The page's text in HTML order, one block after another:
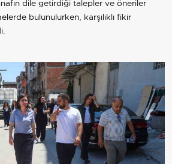
dile getirdiği talepler ve öneriler
bulunulurken, karşılıklı fikir